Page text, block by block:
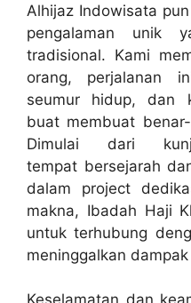
Alhijaz Indowisata
pengalaman unik
tradisional. Kami
orang, perjalanan
seumur hidup, dan
buat membuat
Dimulai dari
tempat bersejarah
dalam project
makna, Ibadah Haji
untuk terhubung
meninggalkan
Keselamatan dan